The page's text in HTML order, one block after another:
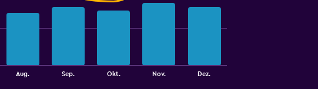
Aug. Sep. Okt. Nov. Dez.